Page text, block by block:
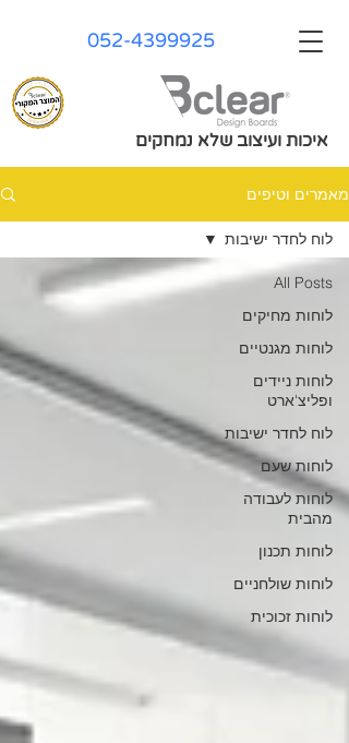
052-4399925
איכות ועיצוב שלא נמחקים
מאמרים וטיפים
All Posts
לוחות מחיקים
לוחות מגנטיים
לוחות ניידים
ופליצ'ארט
לוח לחדר ישיבות
לוחות שעם
לוחות לעבודה
מהבית
לוחות תכנון
לוחות שולחניים
לוחות זכוכית
לוח לחדר ישיבות